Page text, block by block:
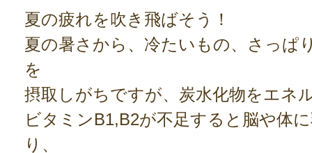
夏の疲れを吹き飛ばそう！
夏の暑さから、冷たいもの、さっぱ
を
摂取しがちですが、炭水化物をエネ
ビタミンB1,B2が不足すると脳や体
り、